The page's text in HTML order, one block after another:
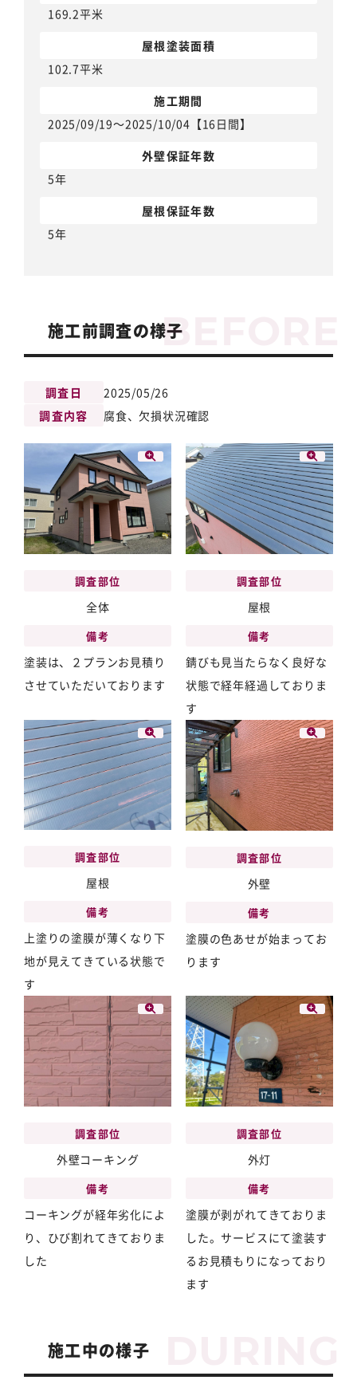
169.2平米
屋根塗装面積
102.7平米
施工期間
2025/09/19～2025/10/04【16日間】
外壁保証年数
5年
屋根保証年数
5年
施工前調査の様子
調査日
2025/05/26
調査内容
腐食、欠損状況確認
調査部位
全体
備考
塗装は、２プランお見積り
させていただいております
調査部位
屋根
備考
錆びも見当たらなく良好な
状態で経年経過しておりま
す
調査部位
屋根
備考
上塗りの塗膜が薄くなり下
地が見えてきている状態で
す
調査部位
外壁
備考
塗膜の色あせが始まってお
ります
調査部位
外壁コーキング
備考
コーキングが経年劣化によ
り、ひび割れてきておりま
した
調査部位
外灯
備考
塗膜が剥がれてきておりま
した。サービスにて塗装す
るお見積もりになっており
ます
施工中の様子